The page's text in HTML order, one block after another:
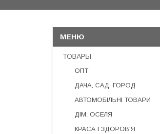
ТОВАРЫ
ОПТ
ДАЧА, САД, ГОРОД
АВТОМОБІЛЬНІ ТОВАРИ
ДІМ, ОСЕЛЯ
КРАСА І ЗДОРОВ'Я